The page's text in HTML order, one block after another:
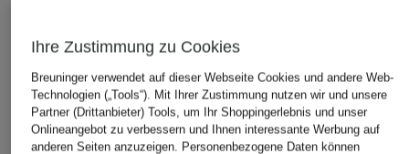
Ihre Zustimmung zu Cookies
Breuninger verwendet auf dieser Webseite Cookies und andere Web-
Technologien („Tools“). Mit Ihrer Zustimmung nutzen wir und unsere
Partner (Drittanbieter) Tools, um Ihr Shoppingerlebnis und unser
Onlineangebot zu verbessern und Ihnen interessante Werbung auf
anderen Seiten anzuzeigen. Personenbezogene Daten können